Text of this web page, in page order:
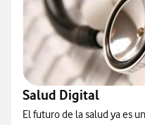
Salud Digital
El futuro de la salud ya es